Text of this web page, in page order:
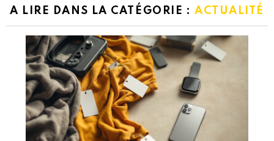
A LIRE DANS LA CATÉGORIE : ACTUALITÉ